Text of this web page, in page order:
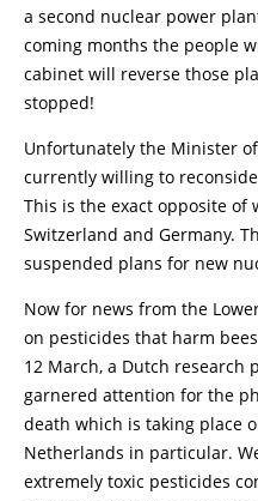
a second nuclear power
coming months the people
cabinet will reverse those
stopped!
Unfortunately the Minister
currently willing to
This is the exact opposite of
Switzerland and Germany.
suspended plans for new
Now for news from the
on pesticides that harm
12 March, a Dutch research
garnered attention for the
death which is taking place
Netherlands in particular.
extremely toxic pesticides